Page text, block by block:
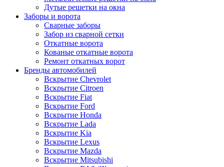
Дутые решетки на окна
Заборы и ворота
Сварные заборы
Забор из сварной сетки
Откатные ворота
Кованые откатные ворота
Ремонт откатных ворот
Бренды автомобилей
Вскрытие Chevrolet
Вскрытие Citroen
Вскрытие Fiat
Вскрытие Ford
Вскрытие Honda
Вскрытие Lada
Вскрытие Kia
Вскрытие Lexus
Вскрытие Mazda
Вскрытие Mitsubishi